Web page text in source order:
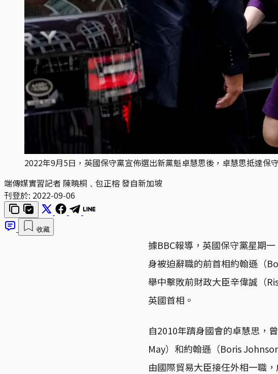
2022年9月5日，英國保守黨宣佈選出新黨魁卓慧思後，卓慧思抵達保
端傳媒實習記者 陳曉桐﹑包正榕 發自新加坡
刊登於: 2022-09-06
收藏
據BBC報導，英國保守黨星期
身被迫辭職的前首相約翰遜（
舉中擊敗前財政大臣辛偉誠（
英國首相。
自2010年躋身國會的卓慧思，
May）和約翰遜（Boris
由國際貿易大臣接任外相一職